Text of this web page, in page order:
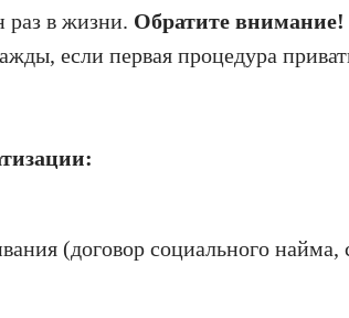
раз в жизни. Обратите внимание!
если первая процедура
(договор социального найма,